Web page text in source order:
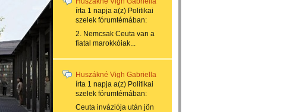
írta 1 napja a(z) Politikai
szelek fórumtémában:
2. Nemcsak Ceuta van a
fiatal marokkóiak...
Huszákné Vigh Gabriella
írta 1 napja a(z) Politikai
szelek fórumtémában:
Ceuta inváziója után jön